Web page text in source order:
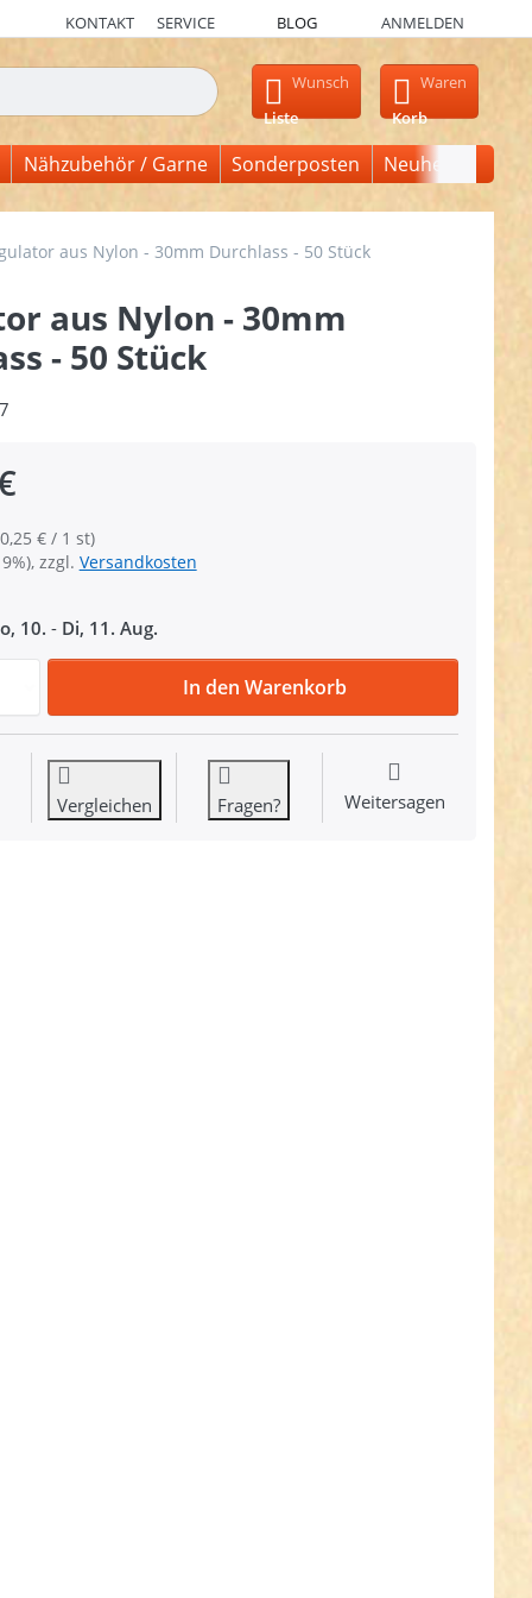
KONTAKT SERVICE BLOG ANMELDEN
erscheinen automatisch erste Ergebnisse. Drücken Sie die
Wunsch
Liste
Waren
Korb
Nähzubehör / Garne Sonderposten Neuheiten
aus Nylon - 30mm Durchlass - 50 Stück
aus Nylon - 30mm
- 50 Stück
€ / 1 st)
zzgl. Versandkosten
10. - Di, 11. Aug.
Regulator aus Nylon - 30mm Durchlass - 50 Stück zu
In den Warenkorb
Vergleichen Fragen? Weitersagen